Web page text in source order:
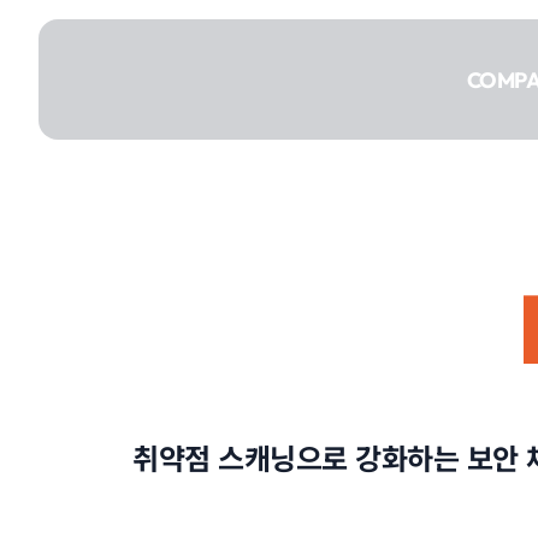
건너뛰기
PORTFOLIO
취약점 스캐닝으로 강화하는 보